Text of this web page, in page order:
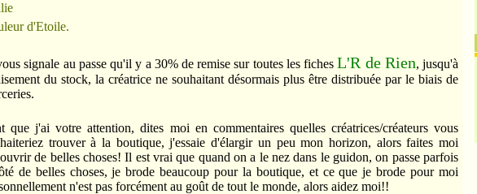
d'Etoile.
signale au passe qu'il y a 30% de remise sur toutes les fiches L'R de Rien, jusqu'à
du stock, la créatrice ne souhaitant désormais plus être distribuée par le biais de
que j'ai votre attention, dites moi en commentaires quelles créatrices/créateurs vous
trouver à la boutique, j'essaie d'élargir un peu mon horizon, alors faites moi
de belles choses! Il est vrai que quand on a le nez dans le guidon, on passe parfois
de belles choses, je brode beaucoup pour la boutique, et ce que je brode pour moi
n'est pas forcément au goût de tout le monde, alors aidez moi!!